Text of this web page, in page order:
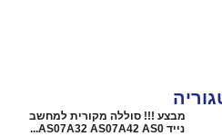
מבצע !!! סוללה מקורית למחשב
נייד AS07A32 AS07A42 AS0...